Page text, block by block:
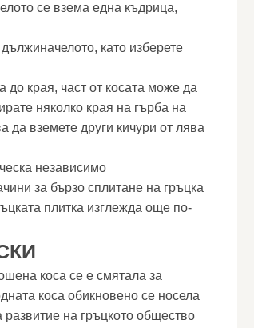
се взема една къдрица,
като изберете
до края, част от косата може да
няколко края на гърба на
да вземете други кичури от лява
независимо
за бързо сплитане на гръцка
плитка изглежда още по-
коса се е смятала за
коса обикновено се носела
на гръцкото общество